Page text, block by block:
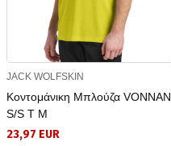
JACK WOLFSKIN
Κοντομάνικη Μπλούζα VONNAN
S/S T M
23,97 EUR